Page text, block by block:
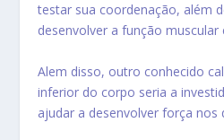
testar sua coordenação, além
desenvolver a função muscular
Alem disso, outro conhecido
inferior do corpo seria a
ajudar a desenvolver força nos